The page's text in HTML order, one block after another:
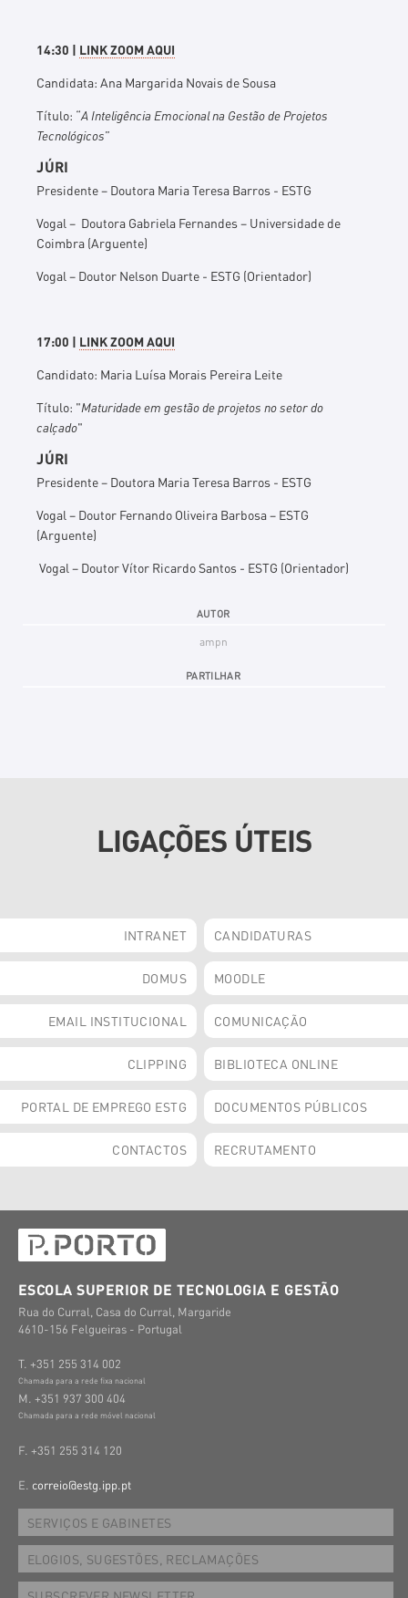
14:30 | LINK ZOOM AQUI
Candidata: Ana Margarida Novais de Sousa
Título: “A Inteligência Emocional na Gestão de Projetos
Tecnológicos”
JÚRI
Presidente – Doutora Maria Teresa Barros - ESTG
Vogal – Doutora Gabriela Fernandes – Universidade de
Coimbra (Arguente)
Vogal – Doutor Nelson Duarte - ESTG (Orientador)
17:00 | LINK ZOOM AQUI
Candidato: Maria Luísa Morais Pereira Leite
Título: "Maturidade em gestão de projetos no setor do
calçado"
JÚRI
Presidente – Doutora Maria Teresa Barros - ESTG
Vogal – Doutor Fernando Oliveira Barbosa – ESTG
(Arguente)
Vogal – Doutor Vítor Ricardo Santos - ESTG (Orientador)
AUTOR
ampn
PARTILHAR
LIGAÇÕES ÚTEIS
INTRANET CANDIDATURAS
DOMUS MOODLE
EMAIL INSTITUCIONAL COMUNICAÇÃO
CLIPPING BIBLIOTECA ONLINE
PORTAL DE EMPREGO ESTG DOCUMENTOS PÚBLICOS
CONTACTOS RECRUTAMENTO
ESCOLA SUPERIOR DE TECNOLOGIA E GESTÃO
Rua do Curral, Casa do Curral, Margaride
4610-156 Felgueiras - Portugal
T. +351 255 314 002
Chamada para a rede fixa nacional
M. +351 937 300 404
Chamada para a rede móvel nacional
F. +351 255 314 120
E. correio@estg.ipp.pt
SERVIÇOS E GABINETES
ELOGIOS, SUGESTÕES, RECLAMAÇÕES